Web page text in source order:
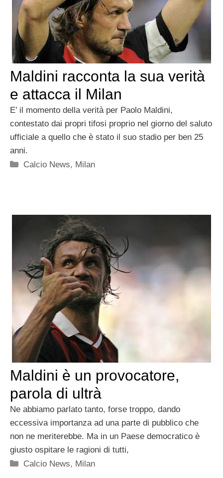
Maldini racconta la sua verità
e attacca il Milan
E’ il momento della verità per Paolo Maldini,
contestato dai propri tifosi proprio nel giorno del saluto
ufficiale a quello che è stato il suo stadio per ben 25
anni.
Categorie
Calcio News, Milan
Maldini è un provocatore,
parola di ultrà
Ne abbiamo parlato tanto, forse troppo, dando
eccessiva importanza ad una parte di pubblico che
non ne meriterebbe. Ma in un Paese democratico è
giusto ospitare le ragioni di tutti,
Categorie
Calcio News, Milan